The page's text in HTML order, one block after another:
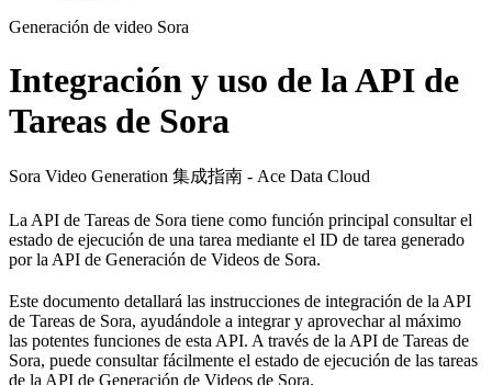
Generación de video Sora
Integración y uso de la API de
Tareas de Sora
Sora Video Generation 集成指南 - Ace Data Cloud
La API de Tareas de Sora tiene como función principal consultar el
estado de ejecución de una tarea mediante el ID de tarea generado
por la API de Generación de Videos de Sora.
Este documento detallará las instrucciones de integración de la API
de Tareas de Sora, ayudándole a integrar y aprovechar al máximo
las potentes funciones de esta API. A través de la API de Tareas de
Sora, puede consultar fácilmente el estado de ejecución de las tareas
de la API de Generación de Videos de Sora.